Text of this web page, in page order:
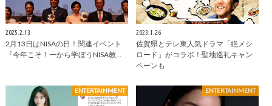
2025.2.13
2月13日はNISAの日！関連イベント
『今年こそ！一から学ぼうNISA教…
2023.1.26
佐賀県とテレ東人気ドラマ「絶メシ
ロード」がコラボ！聖地巡礼キャン
ペーンも
ENTERTAINMENT ENTERTAINMENT